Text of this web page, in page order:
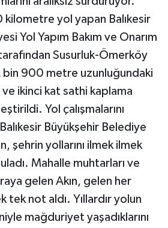
kilometre yol yapan Balıkesir
Yol Yapım Bakım ve Onarım
tarafından Susurluk-Ömerköy
900 metre uzunluğundaki
ikinci kat sathi kaplama
Yol çalışmalarını
Büyükşehir Belediye
şehrin yollarını ilmek ilmek
Mahalle muhtarları ve
gelen Akın, gelen her
not aldı. Yıllardır yolun
mağduriyet yaşadıklarını